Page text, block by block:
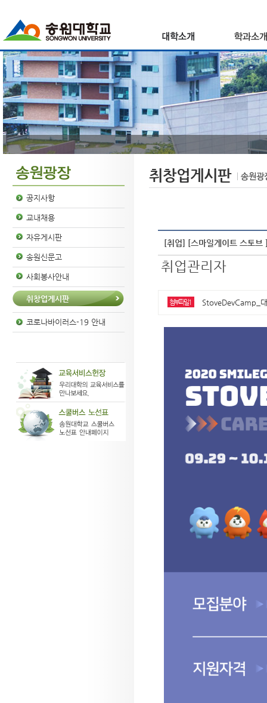
공지사항
교내채용
자유게시판
송원신문고
사회봉사안내
취창업게시판
코로나바이러스-19 안내
취창업게시판
[취업] [스마일게이트 스토브
취업관리자
첨부파일1 StoveDevCamp_